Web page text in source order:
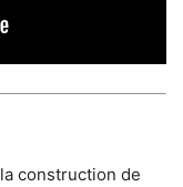
construction de